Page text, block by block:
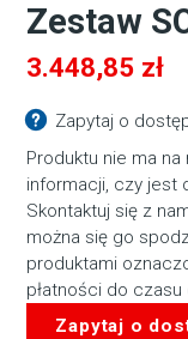
Zestaw
3.448,85 zł
Zapytaj o
Produktu nie ma
informacji, czy jest
Skontaktuj się z
można się go
produktami
płatności do
Zapytaj o